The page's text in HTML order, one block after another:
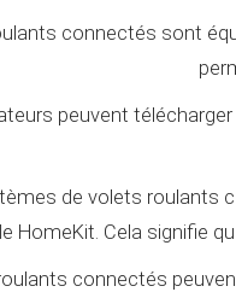
connectés sont
peuvent
de volets roulants
HomeKit. Cela signifie
connectés